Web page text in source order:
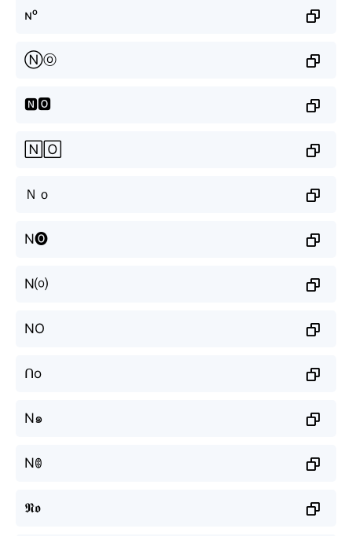
ɴᵒ
Ⓝⓞ
🅽🅾
🄽🄾
Ｎｏ
N🅞
N⒪
NO
ᑎo
N๑
Nꂦ
𝕹𝖔